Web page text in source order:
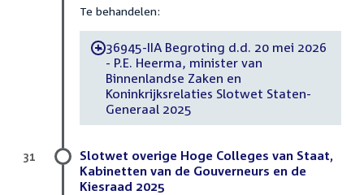
Te behandelen:
-36945-IIA Begroting d.d. 20 mei 2026
- P.E. Heerma, minister van
Binnenlandse Zaken en
Koninkrijksrelaties Slotwet Staten-
Generaal 2025
Slotwet overige Hoge Colleges van Staat,
Kabinetten van de Gouverneurs en de
Kiesraad 2025
31